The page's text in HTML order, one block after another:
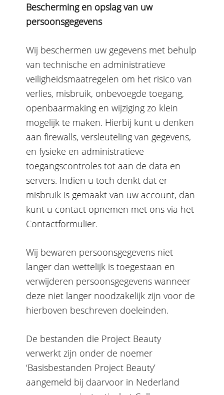
Bescherming en opslag van uw
persoonsgegevens
Wij beschermen uw gegevens met behulp
van technische en administratieve
veiligheidsmaatregelen om het risico van
verlies, misbruik, onbevoegde toegang,
openbaarmaking en wijziging zo klein
mogelijk te maken. Hierbij kunt u denken
aan firewalls, versleuteling van gegevens,
en fysieke en administratieve
toegangscontroles tot aan de data en
servers. Indien u toch denkt dat er
misbruik is gemaakt van uw account, dan
kunt u contact opnemen met ons via het
Contactformulier.
Wij bewaren persoonsgegevens niet
langer dan wettelijk is toegestaan en
verwijderen persoonsgegevens wanneer
deze niet langer noodzakelijk zijn voor de
hierboven beschreven doeleinden.
De bestanden die Project Beauty
verwerkt zijn onder de noemer
‘Basisbestanden Project Beauty’
aangemeld bij daarvoor in Nederland